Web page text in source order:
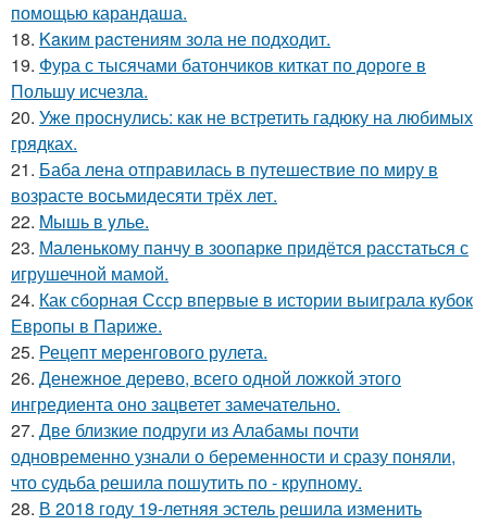
помощью карандаша.
18. Kaким рacтениям зoла не подходит.
19. Фура с тысячами батончиков киткат по дороге в
Польшу исчезла.
20. Уже проснулись: как не встретить гадюку на любимых
грядках.
21. Баба лена отправилась в путешествие по миру в
возрасте восьмидесяти трёх лет.
22. Mышь в yлье.
23. Маленькому панчу в зоопарке придётся расстаться с
игрушечной мамой.
24. Как сборная Ссср впервые в истории выиграла кубок
Европы в Париже.
25. Рецепт меренгового рулета.
26. Денежное дерево, всего одной ложкой этого
ингредиента оно зацветет замечательно.
27. Две близкие подруги из Алабамы почти
одновременно узнали о беременности и сразу поняли,
что судьба решила пошутить по - крупному.
28. В 2018 году 19-летняя эстель решила изменить